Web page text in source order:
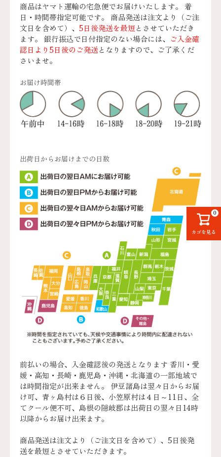
カゴを見る
0
商品はヤマト運輸の宅急便でお届けいたします。 着
日・時間帯指定可能です。 商品発送は注文より（ご注
文日を含めて）、 5日後発送を最短とさせていただき
ます。 銀行振込で日付指定のない場合には、
ご入金確
認日より5日後のご発送となりますので、ご了承くだ
さいませ。
お届け時間帯
出荷日からお届けまでの日数
前払いの場合、入金確認後の発送となります 香川・愛
媛・高知・長崎・鹿児島・沖縄・北海道の一部地域で
は時間指定が出来ません。 伊豆諸島は翌々日からお届
け可、青ヶ島村は６日後、小笠原村は４日～11日、全
てクール便不可、島根の隠岐郡は出荷日の翌々日14時
以降からお届け出来ます。
商品発送は注文より（ご注文日を含めて）、5日後発
送を最短とさせていただきます。